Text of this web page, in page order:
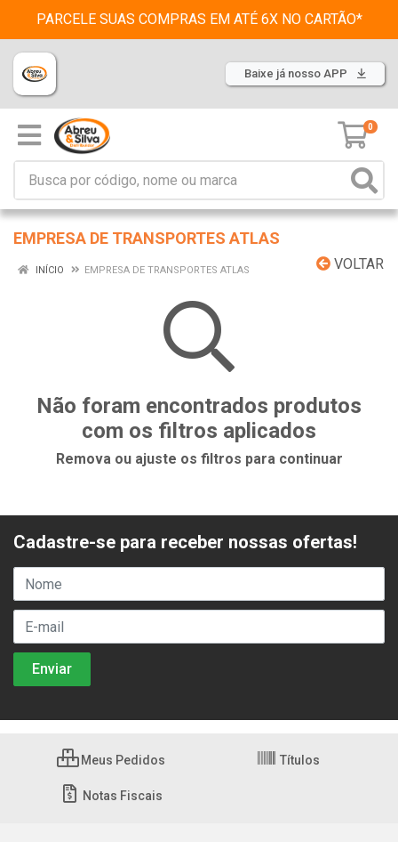
PARCELE SUAS COMPRAS EM ATÉ 6X NO CARTÃO*
Baixe já nosso APP
0
EMPRESA DE TRANSPORTES ATLAS
VOLTAR
INÍCIO EMPRESA DE TRANSPORTES ATLAS
Não foram encontrados produtos
com os filtros aplicados
Remova ou ajuste os filtros para continuar
Cadastre-se para receber nossas ofertas!
Meus Pedidos Títulos
Notas Fiscais